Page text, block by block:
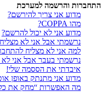
התחברות והרשמה למערכת
מדוע אני צריך להירשם?
מהו COPPA?
מדוע אני לא יכול להרשם?
נרשמתי אבל אני לא
למה אני לא מצליח
נרשמתי בעבר אבל אני
איבדתי את הססמה שלי!
מדוע אני מתנתק באופן
מה האפשרות “מחק את כל